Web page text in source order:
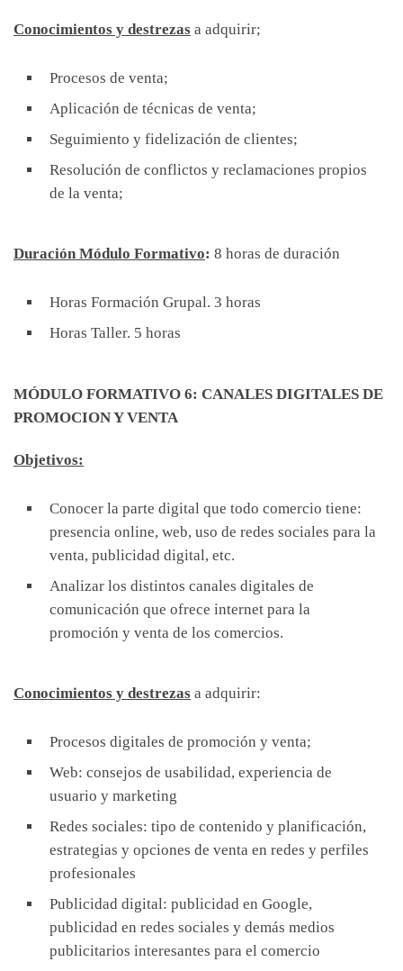
Conocimientos y destrezas a adquirir;
Procesos de venta;
Aplicación de técnicas de venta;
Seguimiento y fidelización de clientes;
Resolución de conflictos y reclamaciones propios
de la venta;
Duración Módulo Formativo: 8 horas de duración
Horas Formación Grupal. 3 horas
Horas Taller. 5 horas
MÓDULO FORMATIVO 6: CANALES DIGITALES DE
PROMOCION Y VENTA
Objetivos:
Conocer la parte digital que todo comercio tiene:
presencia online, web, uso de redes sociales para la
venta, publicidad digital, etc.
Analizar los distintos canales digitales de
comunicación que ofrece internet para la
promoción y venta de los comercios.
Conocimientos y destrezas a adquirir:
Procesos digitales de promoción y venta;
Web: consejos de usabilidad, experiencia de
usuario y marketing
Redes sociales: tipo de contenido y planificación,
estrategias y opciones de venta en redes y perfiles
profesionales
Publicidad digital: publicidad en Google,
publicidad en redes sociales y demás medios
publicitarios interesantes para el comercio